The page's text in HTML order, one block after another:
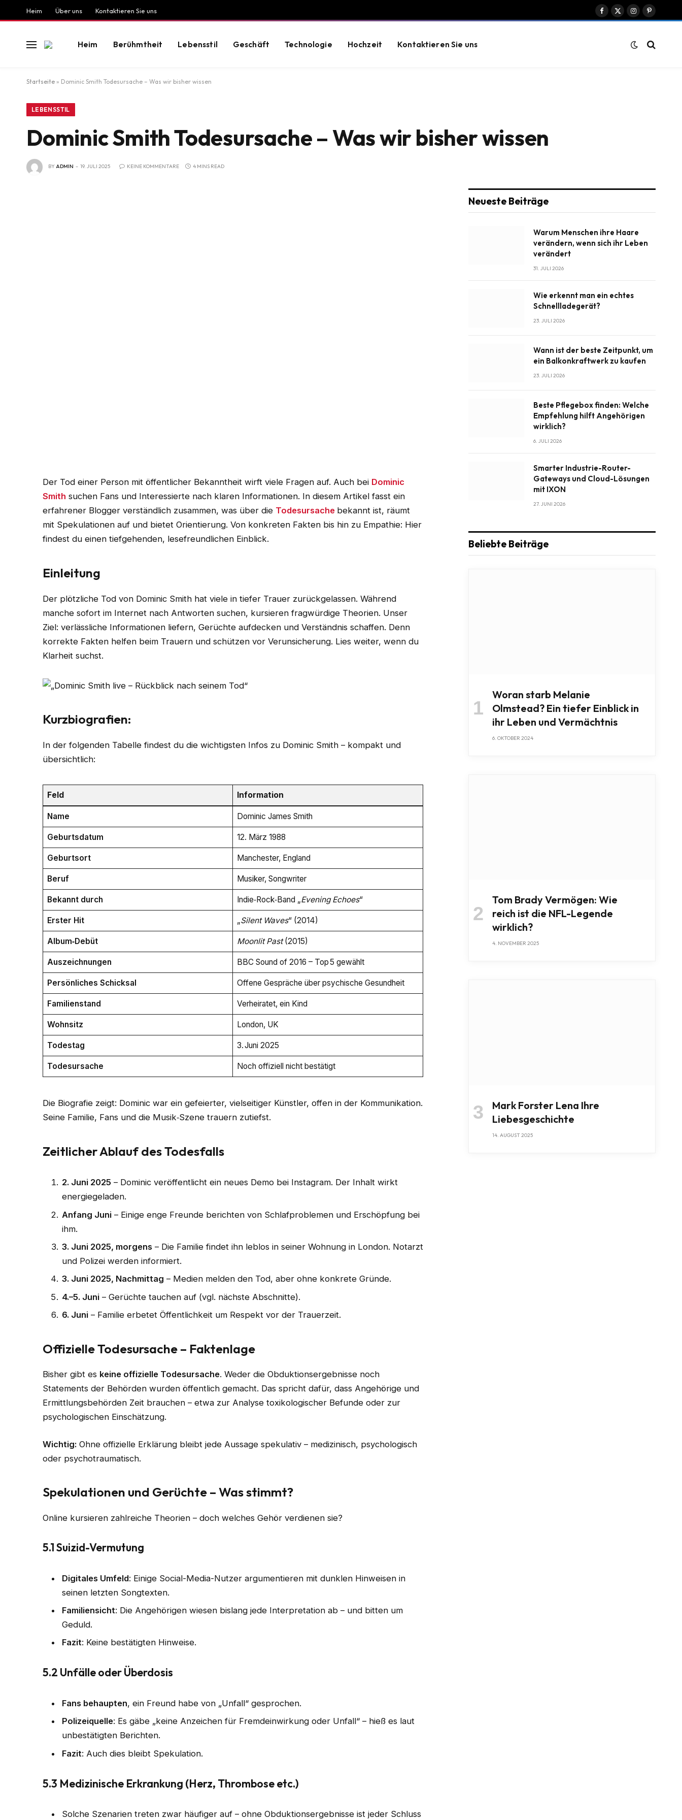
Heim Über uns Kontaktieren Sie uns
Facebook
X
InstagramPinterest
Heim Berühmtheit Lebensstil Geschäft Technologie Hochzeit Kontaktieren Sie uns
Startseite » Dominic Smith Todesursache – Was wir bisher wissen
LEBENSSTIL
Dominic Smith Todesursache – Was wir bisher wissen
BYADMIN 19. JULI 2025 KEINE KOMMENTARE 4 MINS READ
Der Tod einer Person mit öffentlicher Bekanntheit wirft viele Fragen auf. Auch bei Dominic
Smith suchen Fans und Interessierte nach klaren Informationen. In diesem Artikel fasst ein
erfahrener Blogger verständlich zusammen, was über die Todesursache bekannt ist, räumt
mit Spekulationen auf und bietet Orientierung. Von konkreten Fakten bis hin zu Empathie: Hier
findest du einen tiefgehenden, lesefreundlichen Einblick.
Einleitung
Der plötzliche Tod von Dominic Smith hat viele in tiefer Trauer zurückgelassen. Während
manche sofort im Internet nach Antworten suchen, kursieren fragwürdige Theorien. Unser
Ziel: verlässliche Informationen liefern, Gerüchte aufdecken und Verständnis schaffen. Denn
korrekte Fakten helfen beim Trauern und schützen vor Verunsicherung. Lies weiter, wenn du
Klarheit suchst.
Kurzbiografien:
In der folgenden Tabelle findest du die wichtigsten Infos zu Dominic Smith – kompakt und
übersichtlich:
Feld Information
Name Dominic James Smith
Geburtsdatum 12. März 1988
Geburtsort Manchester, England
Beruf Musiker, Songwriter
Bekannt durch Indie‑Rock‑Band „Evening Echoes“
Erster Hit „Silent Waves“ (2014)
Album‑Debüt Moonlit Past(2015)
Auszeichnungen BBC Sound of 2016 – Top 5 gewählt
Persönliches Schicksal Offene Gespräche über psychische Gesundheit
Familienstand Verheiratet, ein Kind
Wohnsitz London, UK
Todestag 3. Juni 2025
Todesursache Noch offiziell nicht bestätigt
Die Biografie zeigt: Dominic war ein gefeierter, vielseitiger Künstler, offen in der Kommunikation.
Seine Familie, Fans und die Musik‑Szene trauern zutiefst.
Zeitlicher Ablauf des Todesfalls
2. Juni 2025 – Dominic veröffentlicht ein neues Demo bei Instagram. Der Inhalt wirkt
energiegeladen.
Anfang Juni – Einige enge Freunde berichten von Schlafproblemen und Erschöpfung bei
ihm.
3. Juni 2025, morgens – Die Familie findet ihn leblos in seiner Wohnung in London. Notarzt
und Polizei werden informiert.
3. Juni 2025, Nachmittag – Medien melden den Tod, aber ohne konkrete Gründe.
4.–5. Juni – Gerüchte tauchen auf (vgl. nächste Abschnitte).
6. Juni – Familie erbetet Öffentlichkeit um Respekt vor der Trauerzeit.
Offizielle Todesursache – Faktenlage
Bisher gibt es keine offizielle Todesursache. Weder die Obduktionsergebnisse noch
Statements der Behörden wurden öffentlich gemacht. Das spricht dafür, dass Angehörige und
Ermittlungsbehörden Zeit brauchen – etwa zur Analyse toxikologischer Befunde oder zur
psychologischen Einschätzung.
Wichtig: Ohne offizielle Erklärung bleibt jede Aussage spekulativ – medizinisch, psychologisch
oder psychotraumatisch.
Spekulationen und Gerüchte – Was stimmt?
Online kursieren zahlreiche Theorien – doch welches Gehör verdienen sie?
5.1 Suizid-Vermutung
Digitales Umfeld: Einige Social-Media-Nutzer argumentieren mit dunklen Hinweisen in
seinen letzten Songtexten.
Familiensicht: Die Angehörigen wiesen bislang jede Interpretation ab – und bitten um
Geduld.
Fazit: Keine bestätigten Hinweise.
5.2 Unfälle oder Überdosis
Fans behaupten, ein Freund habe von „Unfall“ gesprochen.
Polizeiquelle: Es gäbe „keine Anzeichen für Fremdeinwirkung oder Unfall“ – hieß es laut
unbestätigten Berichten.
Fazit: Auch dies bleibt Spekulation.
5.3 Medizinische Erkrankung (Herz, Thrombose etc.)
Solche Szenarien treten zwar häufiger auf – ohne Obduktionsergebnisse ist jeder Schluss
Neueste Beiträge
Warum Menschen ihre Haare
verändern, wenn sich ihr Leben
verändert
31. JULI 2026
Wie erkennt man ein echtes
Schnellladegerät?
23. JULI 2026
Wann ist der beste Zeitpunkt, um
ein Balkonkraftwerk zu kaufen
23. JULI 2026
Beste Pflegebox finden: Welche
Empfehlung hilft Angehörigen
wirklich?
6. JULI 2026
Smarter Industrie-Router-
Gateways und Cloud-Lösungen
mit IXON
27. JUNI 2026
Beliebte Beiträge
Woran starb Melanie
Olmstead? Ein tiefer Einblick in
ihr Leben und Vermächtnis
6. OKTOBER 2024
Tom Brady Vermögen: Wie
reich ist die NFL-Legende
wirklich?
4. NOVEMBER 2025
Mark Forster Lena Ihre
Liebesgeschichte
14. AUGUST 2025